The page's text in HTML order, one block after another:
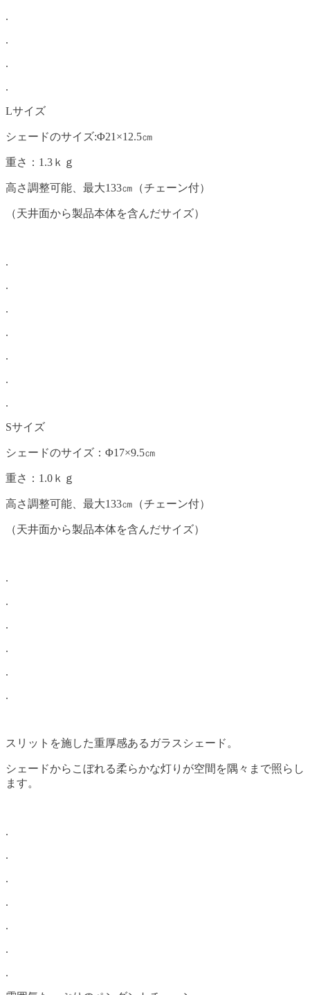
.
.
.
.
Lサイズ
シェードのサイズ:Φ21×12.5㎝
重さ：1.3ｋｇ
高さ調整可能、最大133㎝（チェーン付）
（天井面から製品本体を含んだサイズ）
.
.
.
.
.
.
.
Sサイズ
シェードのサイズ：Φ17×9.5㎝
重さ：1.0ｋｇ
高さ調整可能、最大133㎝（チェーン付）
（天井面から製品本体を含んだサイズ）
.
.
.
.
.
.
スリットを施した重厚感あるガラスシェード。
シェードからこぼれる柔らかな灯りが空間を隅々まで照らし
ます。
.
.
.
.
.
.
.